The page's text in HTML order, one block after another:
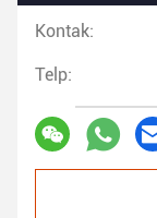
Kontak:
Telp: